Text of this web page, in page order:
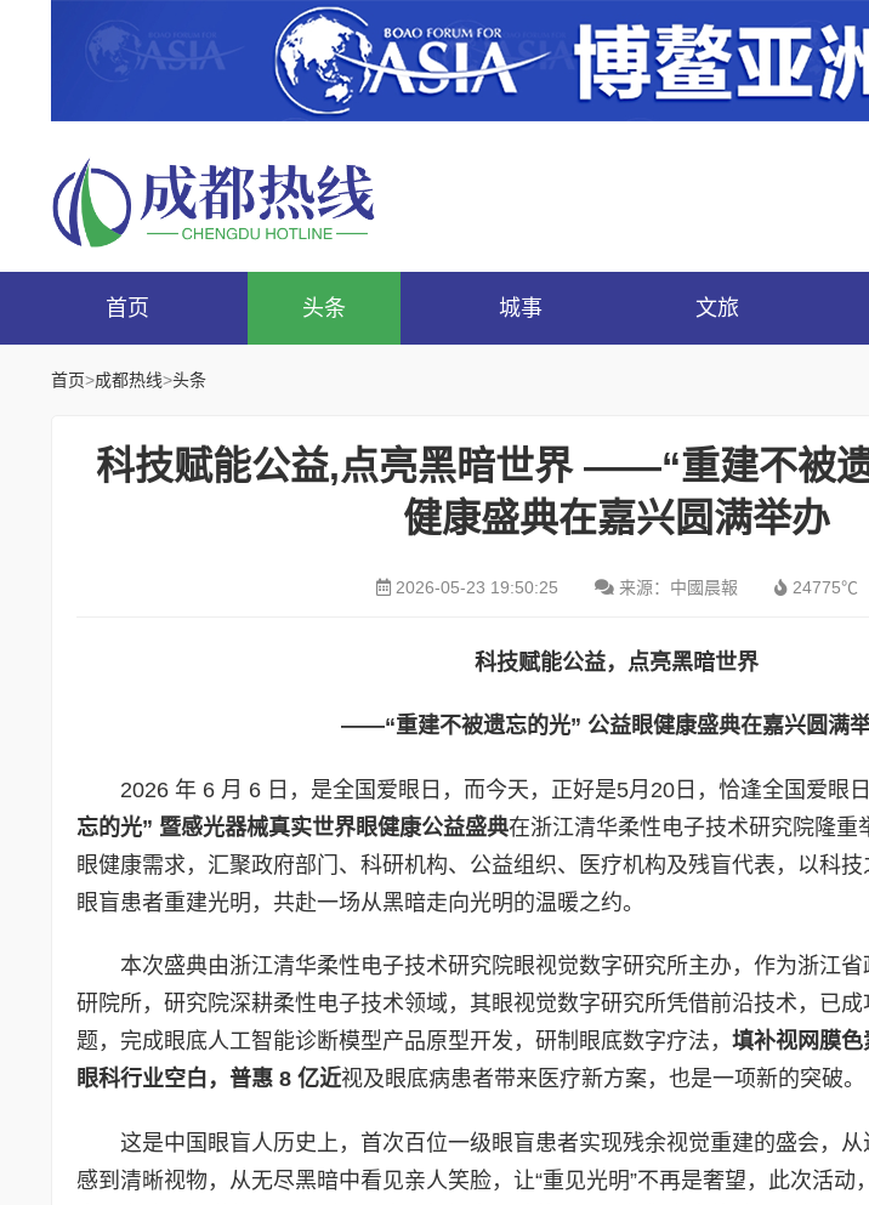
首页 头条 城事 文旅
首页>成都热线>头条
科技赋能公益,点亮黑暗世界 ——“重建不被
健康盛典在嘉兴圆满举办
2026-05-23 19:50:25 来源：中國晨報 24775℃
科技赋能公益，点亮黑暗世界
——“重建不被遗忘的光” 公益眼健康盛典在嘉兴圆满
2026 年 6 月 6 日，是全国爱眼日，而今天，正好是5月20日，恰逢全国爱眼日
忘的光” 暨感光器械真实世界眼健康公益盛典在浙江清华柔性电子技术研究院隆重
眼健康需求，汇聚政府部门、科研机构、公益组织、医疗机构及残盲代表，以科
眼盲患者重建光明，共赴一场从黑暗走向光明的温暖之约。
本次盛典由浙江清华柔性电子技术研究院眼视觉数字研究所主办，作为浙江
研院所，研究院深耕柔性电子技术领域，其眼视觉数字研究所凭借前沿技术，已
题，完成眼底人工智能诊断模型产品原型开发，研制眼底数字疗法， 填补视网膜
眼科行业空白，普惠 8 亿近视及眼底病患者带来医疗新方案，也是一项新的突破。
这是中国眼盲人历史上，首次百位一级眼盲患者实现残余视觉重建的盛会，
感到清晰视物，从无尽黑暗中看见亲人笑脸，让“重见光明”不再是奢望，此次活动